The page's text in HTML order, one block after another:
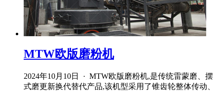
MTW欧版磨粉机
2024年10月10日 · MTW欧版磨粉机,是传统雷蒙磨、摆
式磨更新换代替代产品,该机型采用了锥齿轮整体传动、